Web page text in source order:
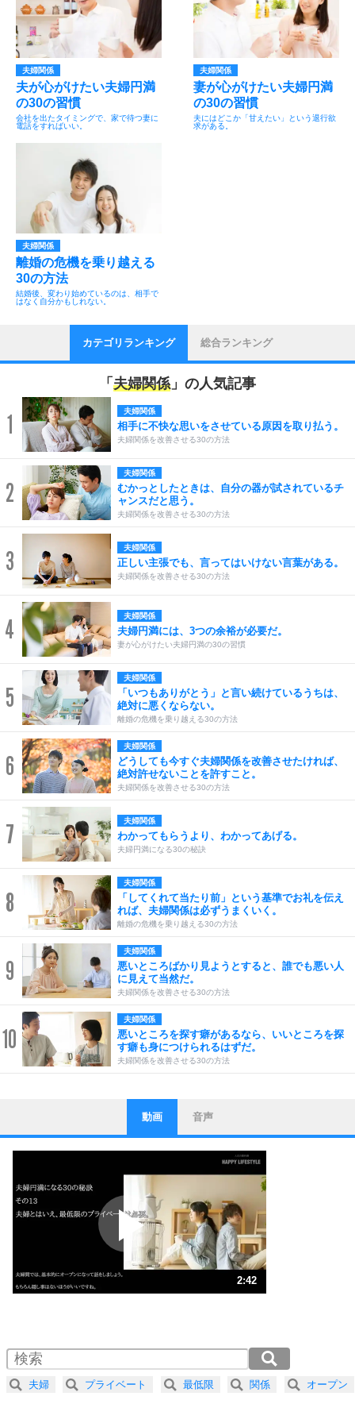
夫婦関係
夫が心がけたい夫婦円満
の30の習慣
会社を出たタイミングで、家で待つ妻に
電話をすればいい。
夫婦関係
妻が心がけたい夫婦円満
の30の習慣
夫にはどこか「甘えたい」という退行欲
求がある。
夫婦関係
離婚の危機を乗り越える
30の方法
結婚後、変わり始めているのは、相手で
はなく自分かもしれない。
カテゴリランキング 総合ランキング
「 夫婦関係」の人気記事
1 夫婦関係
相手に不快な思いをさせている原因を取り払う。
夫婦関係を改善させる30の方法
2
夫婦関係
むかっとしたときは、自分の器が試されているチ
ャンスだと思う。
夫婦関係を改善させる30の方法
3 夫婦関係
正しい主張でも、言ってはいけない言葉がある。
夫婦関係を改善させる30の方法
4 夫婦関係
夫婦円満には、3つの余裕が必要だ。
妻が心がけたい夫婦円満の30の習慣
5
夫婦関係
「いつもありがとう」と言い続けているうちは、
絶対に悪くならない。
離婚の危機を乗り越える30の方法
6
夫婦関係
どうしても今すぐ夫婦関係を改善させたければ、
絶対許せないことを許すこと。
夫婦関係を改善させる30の方法
7 夫婦関係
わかってもらうより、わかってあげる。
夫婦円満になる30の秘訣
8
夫婦関係
「してくれて当たり前」という基準でお礼を伝え
れば、夫婦関係は必ずうまくいく。
離婚の危機を乗り越える30の方法
9
夫婦関係
悪いところばかり見ようとすると、誰でも悪い人
に見えて当然だ。
夫婦関係を改善させる30の方法
10
夫婦関係
悪いところを探す癖があるなら、いいところを探
す癖も身につけられるはずだ。
夫婦関係を改善させる30の方法
1
ストレス対策
他人と比べない。
いっそのこと、他人を見ない。
いらいらしない人になる30の方法
プラス思考
ポジティブになれない原因は、行動しないから。
ポジティブ思考になる30の方法
ストレス対策
人生、なんとかなるもの。
気楽に生きる30の方法
4 器の大きい人は、怒りを優しさで表現する。
動画 音声
2:42
2.0倍速 （318KB 1分21秒）
2.5倍速 （255KB 1分5秒）
3.0倍速 （213KB 54秒）
夫婦 プライベート 最低限 関係 オープン